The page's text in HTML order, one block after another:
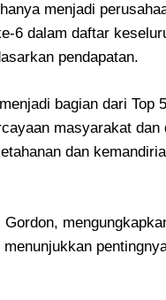
menjadi
6 dalam daftar
pendapatan.
bagian dari Top
masyarakat dan
dan